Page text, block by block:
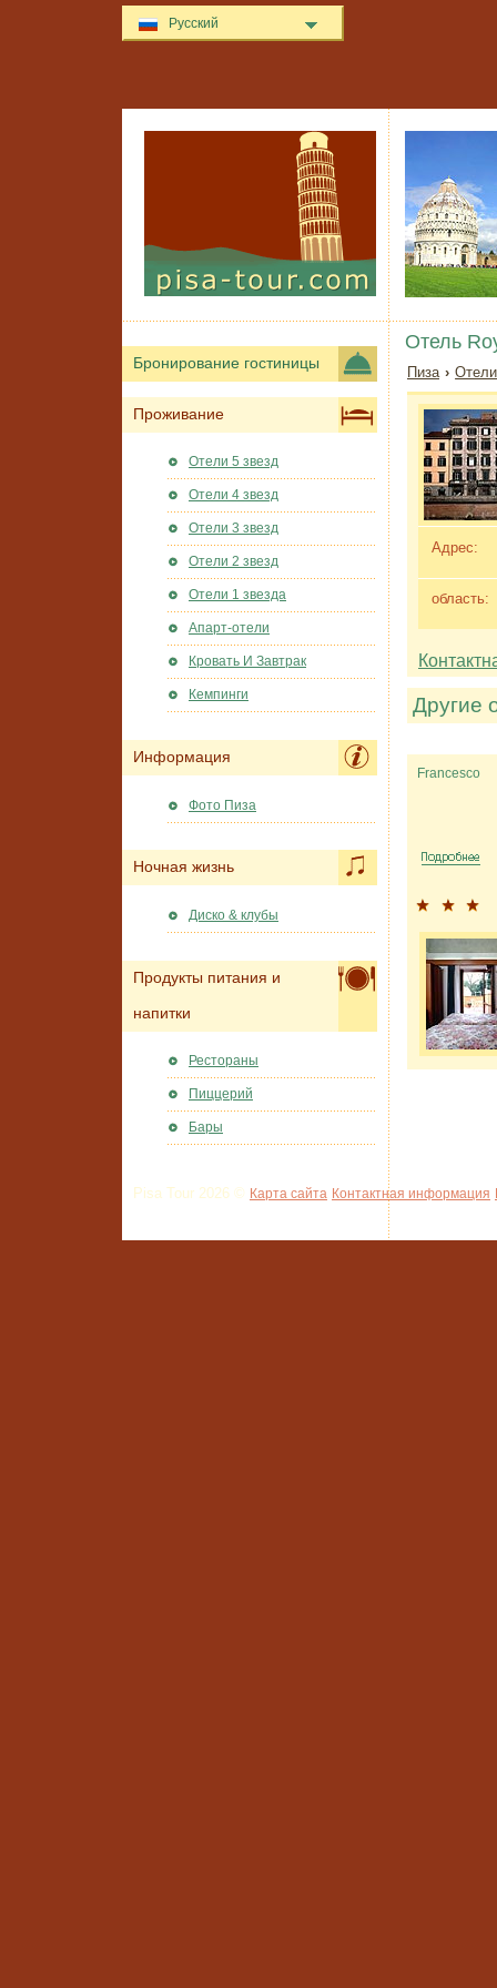
Отель
Пиза ›
Адрес:
область:
Другие
Francesco
Бронирование гостиницы
Проживание
Отели 5 звезд
Отели 4 звезд
Отели 3 звезд
Отели 2 звезд
Отели 1 звезда
Апарт-отели
Кровать И Завтрак
Кемпинги
Информация
Фото Пиза
Ночная жизнь
Диско & клубы
Продукты питания и
напитки
Рестораны
Пиццерий
Бары
Pisa Tour 2026 © Карта сайта Контактная информация
Русский